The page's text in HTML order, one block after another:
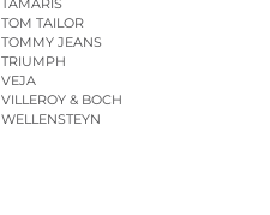
TAMARIS
TOM TAILOR
TOMMY JEANS
TRIUMPH
VEJA
VILLEROY & BOCH
WELLENSTEYN